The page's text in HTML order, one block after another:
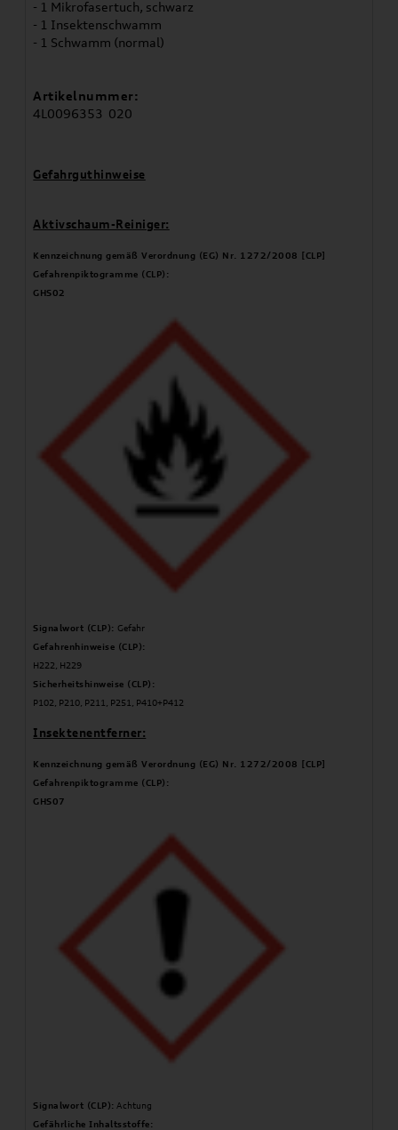
- 1 Mikrofasertuch, schwarz
- 1 Insektenschwamm
- 1 Schwamm (normal)
Artikelnummer:
4L0096353 020
Gefahrguthinweise
Aktivschaum-Reiniger:
Kennzeichnung gemäß Verordnung (EG) Nr. 1272/2008 [CLP]
Gefahrenpiktogramme (CLP):
GHS02
Signalwort (CLP): Gefahr
Gefahrenhinweise (CLP):
H222, H229
Sicherheitshinweise (CLP):
P102, P210, P211, P251, P410+P412
Insektenentferner:
Kennzeichnung gemäß Verordnung (EG) Nr. 1272/2008 [CLP]
Gefahrenpiktogramme (CLP):
GHS07
Signalwort (CLP): Achtung
Gefährliche Inhaltsstoffe: